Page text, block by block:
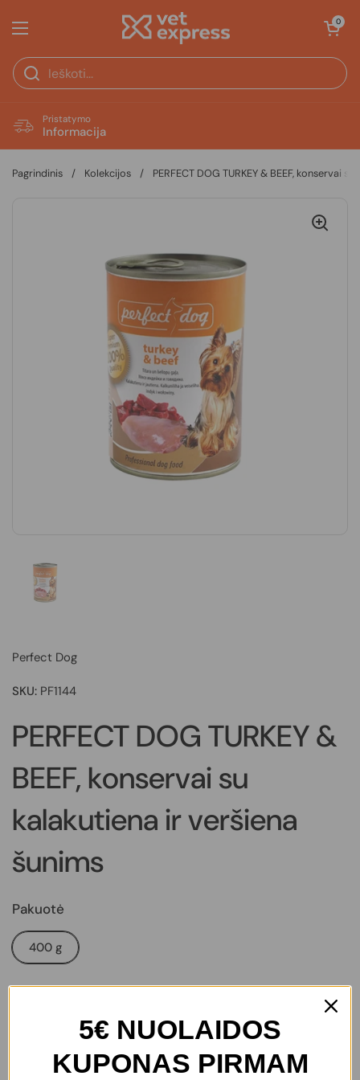
Atidaryti meniu
Atidaryti
0
Pristatymo
Informacija
Pagrindinis / Kolekcijos / PERFECT DOG TURKEY & BEEF, konservai
Perfect Dog
SKU: PF1144
PERFECT DOG TURKEY &
BEEF, konservai su
kalakutiena ir veršiena
šunims
Pakuotė
400 g
€3,205€ NUOLAIDOS
KUPONAS PIRMAM